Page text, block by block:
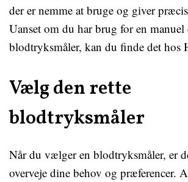
der er nemme at bruge og giver
Uanset om du har brug for en manuel
blodtryksmåler, kan du finde det hos
Vælg den rette
blodtryksmåler
Når du vælger en blodtryksmåler, er
overveje dine behov og præferencer.